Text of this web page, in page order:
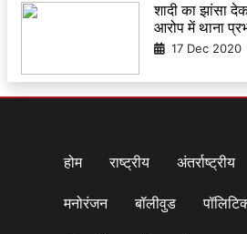
शादी का झांसा
आरोप में थाना
17 Dec 2020
होम राष्ट्रीय अंतर्राष्ट्रीय
मनोरंजन बॉलीवुड